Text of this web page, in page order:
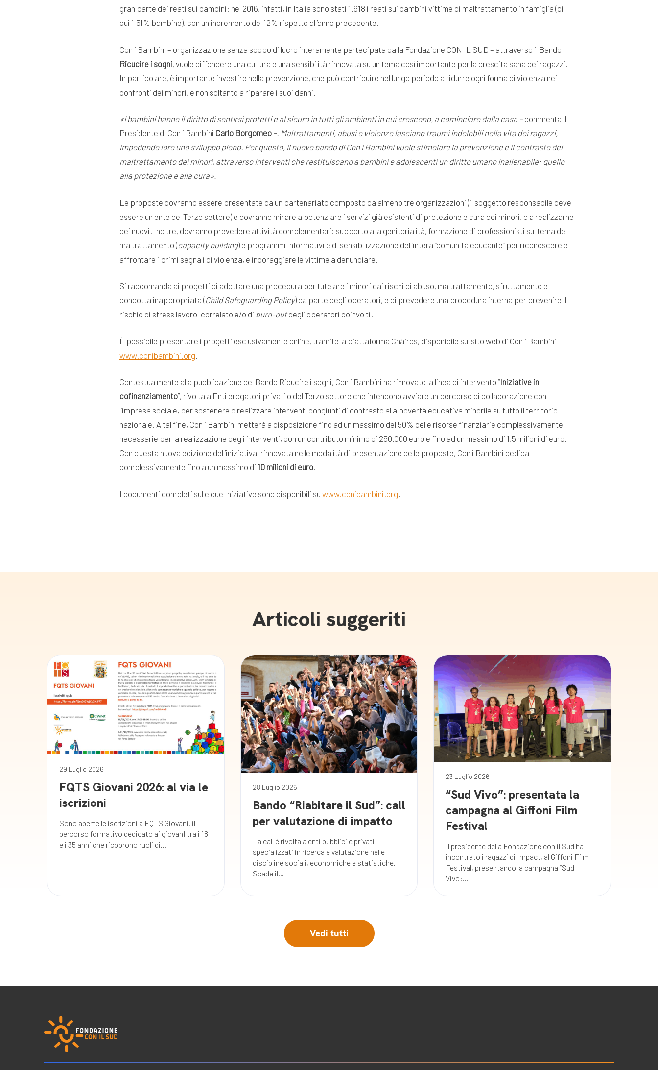
gran parte dei reati sui bambini: nel 2016, infatti, in Italia sono stati 1.618 i reati sui bambini vittime di maltrattamento in famiglia (di
cui il 51% bambine), con un incremento del 12% rispetto all’anno precedente.
Con i Bambini – organizzazione senza scopo di lucro interamente partecipata dalla Fondazione CON IL SUD – attraverso il Bando
Ricucire i sogni, vuole diffondere una cultura e una sensibilità rinnovata su un tema così importante per la crescita sana dei ragazzi.
In particolare, è importante investire nella prevenzione, che può contribuire nel lungo periodo a ridurre ogni forma di violenza nei
confronti dei minori, e non soltanto a riparare i suoi danni.
«I bambini hanno il diritto di sentirsi protetti e al sicuro in tutti gli ambienti in cui crescono, a cominciare dalla casa – commenta il
Presidente di Con i Bambini Carlo Borgomeo -. Maltrattamenti, abusi e violenze lasciano traumi indelebili nella vita dei ragazzi,
impedendo loro uno sviluppo pieno. Per questo, il nuovo bando di Con i Bambini vuole stimolare la prevenzione e il contrasto del
maltrattamento dei minori, attraverso interventi che restituiscano a bambini e adolescenti un diritto umano inalienabile: quello
alla protezione e alla cura».
Le proposte dovranno essere presentate da un partenariato composto da almeno tre organizzazioni (il soggetto responsabile deve
essere un ente del Terzo settore) e dovranno mirare a potenziare i servizi già esistenti di protezione e cura dei minori, o a realizzarne
dei nuovi. Inoltre, dovranno prevedere attività complementari: supporto alla genitorialità, formazione di professionisti sul tema del
maltrattamento (capacity building) e programmi informativi e di sensibilizzazione dell’intera “comunità educante” per riconoscere e
affrontare i primi segnali di violenza, e incoraggiare le vittime a denunciare.
Si raccomanda ai progetti di adottare una procedura per tutelare i minori dai rischi di abuso, maltrattamento, sfruttamento e
condotta inappropriata (Child Safeguarding Policy) da parte degli operatori, e di prevedere una procedura interna per prevenire il
rischio di stress lavoro-correlato e/o di burn-outdegli operatori coinvolti.
È possibile presentare i progetti esclusivamente online, tramite la piattaforma Chàiros, disponibile sul sito web di Con i Bambini
www.conibambini.org
Contestualmente alla pubblicazione del Bando Ricucire i sogni, Con i Bambini ha rinnovato la linea di intervento “Iniziative in
cofinanziamento”, rivolta a Enti erogatori privati o del Terzo settore che intendono avviare un percorso di collaborazione con
l’impresa sociale, per sostenere o realizzare interventi congiunti di contrasto alla povertà educativa minorile su tutto il territorio
nazionale. A tal fine, Con i Bambini metterà a disposizione fino ad un massimo del 50% delle risorse finanziarie complessivamente
necessarie per la realizzazione degli interventi, con un contributo minimo di 250.000 euro e fino ad un massimo di 1,5 milioni di euro.
Con questa nuova edizione dell’iniziativa, rinnovata nelle modalità di presentazione delle proposte, Con i Bambini dedica
complessivamente fino a un massimo di 10 milioni di euro.
I documenti completi sulle due Iniziative sono disponibili su www.conibambini.org
Articoli suggeriti
29 Luglio 2026
FQTS Giovani 2026: al via le
iscrizioni
Sono aperte le iscrizioni a FQTS Giovani, il
percorso formativo dedicato ai giovanI tra i 18
e i 35 anni che ricoprono ruoli di...
28 Luglio 2026
Bando “Riabitare il Sud”: call
per valutazione di impatto
La call è rivolta a enti pubblici e privati
specializzati in ricerca e valutazione nelle
discipline sociali, economiche e statistiche.
Scade il...
23 Luglio 2026
“Sud Vivo”: presentata la
campagna al Giffoni Film
Festival
Il presidente della Fondazione con il Sud ha
incontrato i ragazzi di Impact, al Giffoni Film
Festival, presentando la campagna “Sud
Vivo:...
Vedi tutti